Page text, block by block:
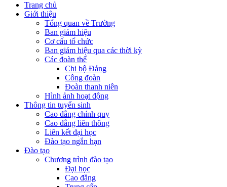
Trang chủ
Giới thiệu
Tổng quan về Trường
Ban giám hiệu
Cơ cấu tổ chức
Ban giám hiệu qua các thời kỳ
Các đoàn thể
Chi bộ Đảng
Công đoàn
Đoàn thanh niên
Hình ảnh hoạt động
Thông tin tuyển sinh
Cao đẳng chính quy
Cao đẳng liên thông
Liên kết đại học
Đào tạo ngắn hạn
Đào tạo
Chương trình đào tạo
Đại học
Cao đẳng